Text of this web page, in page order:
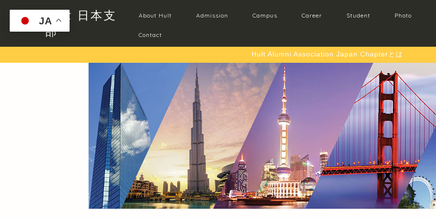
Hult 日本支
部
About Hult Admission Campus Career Student Photo
Contact
Hult Alumni Association Japan Chapterとは
JA